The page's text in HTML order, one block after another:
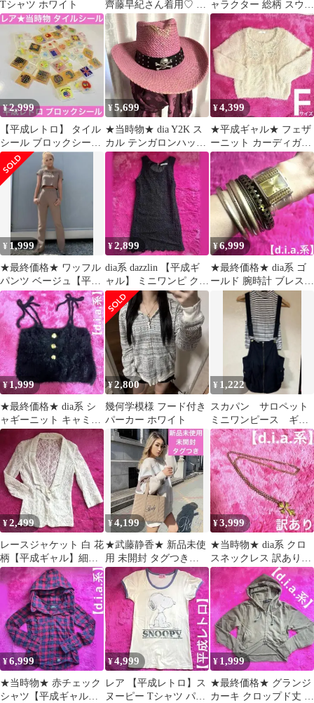
Tシャツ ホワイト
齊藤早紀さん着用♡ 多
連ネックレス【令和ギ
ャル】クロス
ャラクター 総柄 スウェ
ット トレーナー XL
¥2,999
【平成レトロ】 タイル
シール ブロックシール
当時物 スマイリー 英国
旗 ★
¥5,699
★当時物★ dia Y2K ス
カル テンガロンハット
ストール 【平成ギャ
ル】
¥4,399
★平成ギャル★ フェザ
ーニット カーディガン
カシミヤタッチ パール
ピンク
¥ 1,999
★最終価格★ ワッフル
パンツ ベージュ【平成
ギャル】新品未使用 タ
グつき
¥2,899
dia系 dazzlin 【平成ギ
ャル】 ミニワンピ クロ
シェ編み ワンピース
¥6,999
★最終価格★ dia系 ゴ
ールド 腕時計 ブレスレ
ット【平成ギャル】ジ
ャンク品
¥1,999
★最終価格★ dia系 シ
ャギーニット キャミソ
ール【平成ギャル】ふ
わふわ
¥2,800
幾何学模様 フード付き
パーカー ホワイト
¥ 1,222
スカパン サロペット
ミニワンピース ギャ
ル Y2K d.i.a MARS好き
にも
¥2,499
レースジャケット 白 花
柄【平成ギャル】細身
Mサイズ 総レース テー
ラード
¥4,199
★武藤静香★ 新品未使
用 未開封 タグつき
Rady キルティングト
ートバック
¥3,999
★当時物★ dia系 クロ
スネックレス 訳あり
【平成ギャル】
¥6,999
★当時物★ 赤チェック
シャツ【平成ギャル】
¥4,999
レア 【平成レトロ】ス
ヌーピー Tシャツ パス
¥ 1,999
★最終価格★ グランジ
カーキ クロップド丈 パ